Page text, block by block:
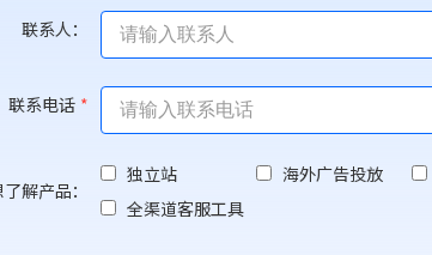
联系人：
联系电话 *
解产品：
独立站 海外广告投放
全渠道客服工具